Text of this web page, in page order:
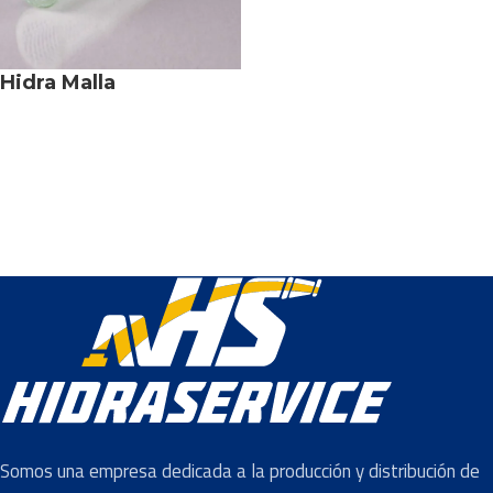
Hidra Malla
Somos una empresa dedicada a la producción y distribución de